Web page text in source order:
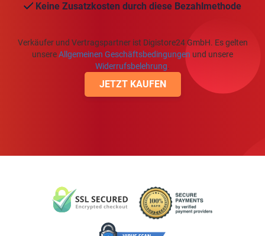
Keine Zusatzkosten durch diese Bezahlmethode
Verkäufer und Vertragspartner ist Digistore24 GmbH. Es gelten
unsereAllgemeinen Geschäftsbedingungen und unsere
Widerrufsbelehrung.
JETZT KAUFEN